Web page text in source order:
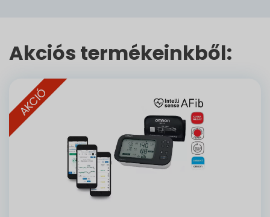
Akciós termékeinkből:
AKCIÓ